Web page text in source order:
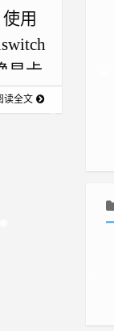
用
显卡
记本
读全文